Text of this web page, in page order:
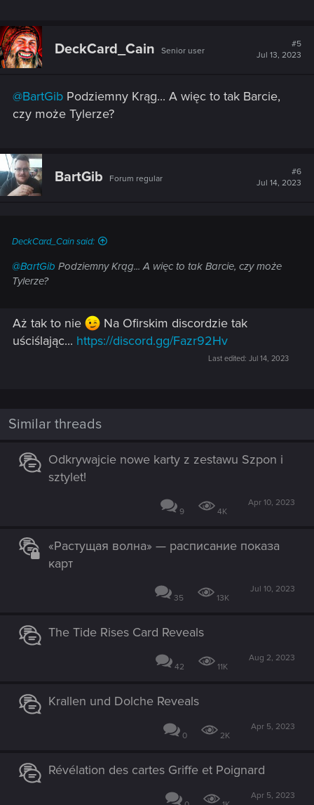
DeckCard_Cain Senior user
#5
Jul 13, 2023
@BartGib Podziemny Krąg... A więc to tak Barcie,
czy może Tylerze?
BartGib Forum regular
#6
Jul 14, 2023
DeckCard_Cain said:
@BartGib Podziemny Krąg... A więc to tak Barcie, czy może
Tylerze?
Aż tak to nie
Na Ofirskim discordzie tak
uściślając... https://discord.gg/Fazr92Hv
Last edited: Jul 14, 2023
Similar threads
Odkrywajcie nowe karty z zestawu Szpon i
sztylet!
9 4K
Apr 10, 2023
«Растущая волна» — расписание показа
карт
35 13K
Jul 10, 2023
The Tide Rises Card Reveals
42 11K
Aug 2, 2023
Krallen und Dolche Reveals
0 2K
Apr 5, 2023
Révélation des cartes Griffe et Poignard
Apr 5, 2023